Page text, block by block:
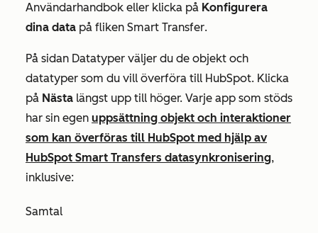
Användarhandbok eller klicka på Konfigurera
dina data på fliken Smart Transfer.
På sidan Datatyper väljer du de objekt och
datatyper som du vill överföra till HubSpot. Klicka
på Nästa längst upp till höger. Varje app som stöds
har sin egen uppsättning objekt och interaktioner
som kan överföras till HubSpot med hjälp av
HubSpot Smart Transfers datasynkronisering,
inklusive:
Samtal